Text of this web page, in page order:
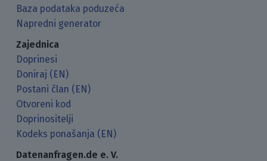
Baza podataka poduzeća
Napredni generator
Zajednica
Doprinesi
Doniraj (EN)
Postani član (EN)
Otvoreni kod
Doprinositelji
Kodeks ponašanja (EN)
Datenanfragen.de e. V.